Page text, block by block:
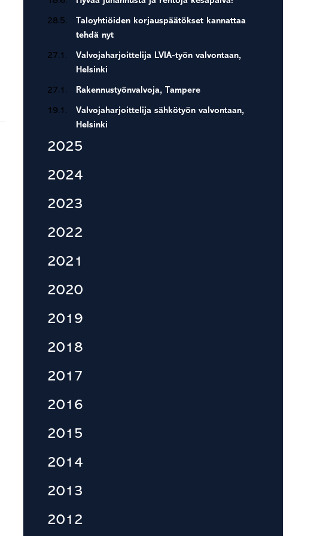
28.5.
Taloyhtiöiden korjauspäätökset kannattaa
tehdä nyt
27.1.
Valvojaharjoittelija LVIA-työn valvontaan,
Helsinki
27.1. Rakennustyönvalvoja, Tampere
19.1.
Valvojaharjoittelija sähkötyön valvontaan,
Helsinki
2025
2024
2023
2022
2021
2020
2019
2018
2017
2016
2015
2014
2013
2012